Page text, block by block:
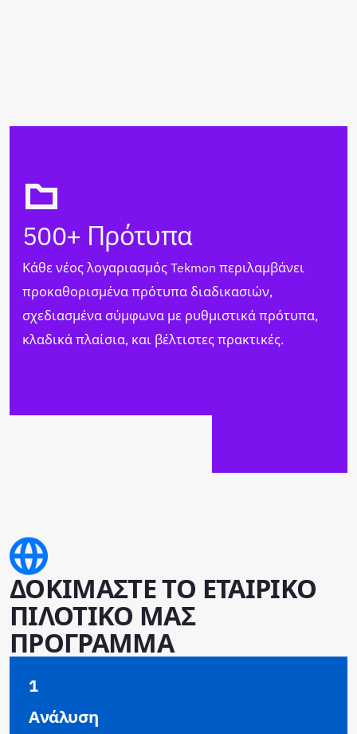
500+ Πρότυπα
Κάθε νέος λογαριασμός Tekmon περιλαμβάνει
προκαθορισμένα πρότυπα διαδικασιών,
σχεδιασμένα σύμφωνα με ρυθμιστικά πρότυπα,
κλαδικά πλαίσια, και βέλτιστες πρακτικές.
ΔΟΚΙΜΑΣΤΕ ΤΟ ΕΤΑΙΡΙΚΟ
ΠΙΛΟΤΙΚΟ ΜΑΣ
ΠΡΟΓΡΑΜΜΑ
1
Ανάλυση